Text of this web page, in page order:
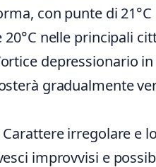
con punte di
20°C nelle principali
depressionario
gradualmente
Carattere irregolare e
improvvisi e